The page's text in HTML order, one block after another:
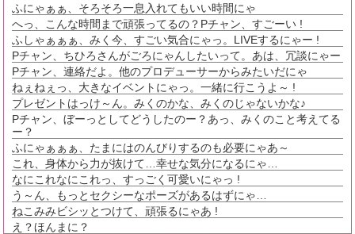
ふにゃぁぁ、そろそろ一息入れてもいい時間にゃ
へっ、こんな時間まで頑張ってるの？Pチャン、すごーい !
ふしゃぁぁぁ、みく今、すごい気合にゃっ。LIVEするにゃー !
Pチャン、ちひろさんがごろにゃんしたいって。あは、冗談にゃー
Pチャン、連絡だよ。他のプロデューサーからみたいだにゃ
ねぇねぇっ、大きなイベントにゃっ。一緒に行こうよ～ !
プレゼントはっけ～ん。みくのかな、みくのじゃないかな♪
Pチャン、ぼーっとしてどうしたのー？あっ、みくのこと考えてる
ー？
ふにゃぁぁぁ、たまにはのんびりするのも必要にゃあ～
これ、身体から力が抜けて…幸せな気分になるにゃ…
なにこれなにこれっ、すっごく可愛いにゃっ !
う～ん、もっとセクシーなポーズがあるはずにゃ…
ねこみみビシッとつけて、頑張るにゃあ !
え？ほんまに？